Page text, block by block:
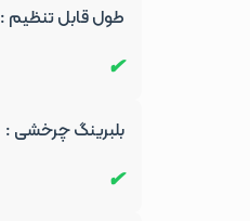
طول قابل تنظیم :
بلبرینگ چرخشی :